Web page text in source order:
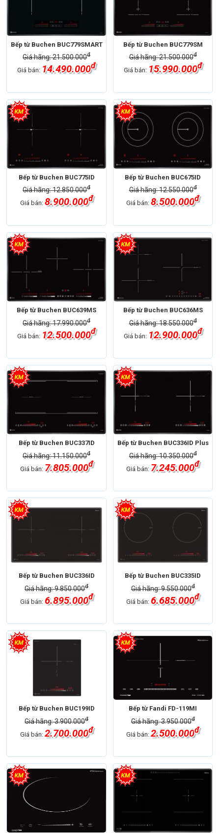
Bếp từ Buchen BUC779SMART
Giá hãng: 21.500.000đ
Giá bán: 14.490.000đ
Bếp từ Buchen BUC779SM
Giá hãng: 21.500.000đ
Giá bán: 15.990.000đ
Bếp từ Buchen BUC775ID
Giá hãng: 12.850.000đ
Giá bán: 8.900.000đ
Bếp từ Buchen BUC675ID
Giá hãng: 12.550.000đ
Giá bán:8.500.000đ
Bếp từ Buchen BUC639MS
Giá hãng: 17.990.000đ
Giá bán: 12.500.000đ
Bếp từ Buchen BUC636MS
Giá hãng: 18.550.000đ
Giá bán: 12.900.000đ
Bếp từ Buchen BUC337ID
Giá hãng: 11.150.000đ
Giá bán: 7.805.000đ
Bếp từ Buchen BUC336ID Plus
Giá hãng: 10.350.000đ
Giá bán: 7.245.000đ
Bếp từ Buchen BUC336ID
Giá hãng: 9.850.000đ
Giá bán: 6.895.000đ
Bếp từ Buchen BUC335ID
Giá hãng: 9.550.000đ
Giá bán:6.685.000đ
Bếp từ Buchen BUC199ID
Giá hãng: 3.900.000đ
Giá bán: 2.700.000đ
Bếp từ Fandi FD-119MI
Giá hãng: 3.950.000đ
Giá bán:2.500.000đ